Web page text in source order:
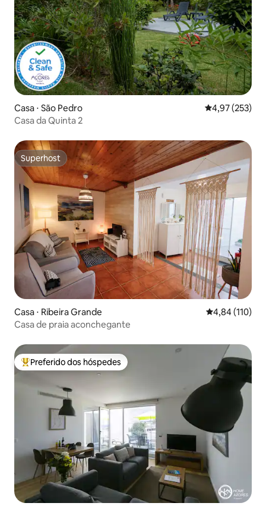
Casa ⋅ São Pedro 4,97 de uma
4,97 (253)
Casa da Quinta 2
Superhost
Superhost
Casa ⋅ Ribeira Grande 4,84 de uma
4,84 (110)
Casa de praia aconchegante
Entre os melhores preferidos dos hóspedes
Preferido dos hóspedes